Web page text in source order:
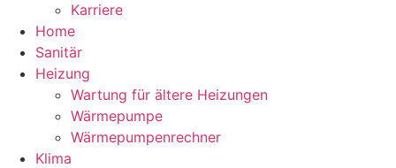
Karriere
Home
Sanitär
Heizung
Wartung für ältere Heizungen
Wärmepumpe
Wärmepumpenrechner
Klima